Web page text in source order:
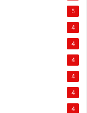
5
4
4
4
4
4
4